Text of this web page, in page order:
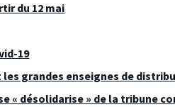
du 12 mai
19
les grandes enseignes de
« désolidarise » de la tribune